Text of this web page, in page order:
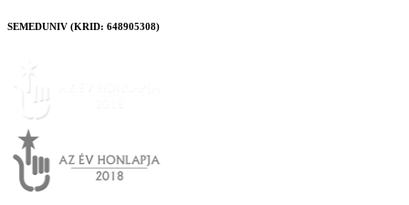
SEMEDUNIV (KRID: 648905308)